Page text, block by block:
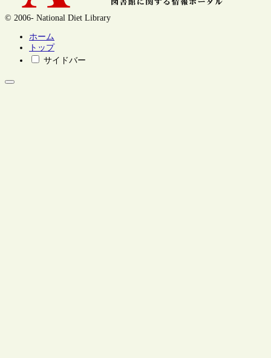
© 2006- National Diet Library
ホーム
トップ
サイドバー